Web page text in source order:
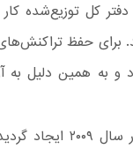
کل توزیع‌شده
حفظ تراکنش‌های
به همین دلیل به
اولین ارز دیجیتال،